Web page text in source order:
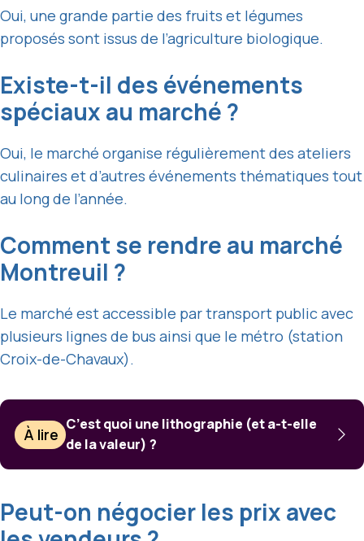
Oui, une grande partie des fruits et légumes
proposés sont issus de l’agriculture biologique.
Existe-t-il des événements
spéciaux au marché ?
Oui, le marché organise régulièrement des ateliers
culinaires et d’autres événements thématiques tout
au long de l’année.
Comment se rendre au marché
Montreuil ?
Le marché est accessible par transport public avec
plusieurs lignes de bus ainsi que le métro (station
Croix-de-Chavaux).
À lire
C’est quoi une lithographie (et a-t-elle
de la valeur) ?
Peut-on négocier les prix avec